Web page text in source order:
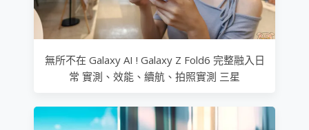
無所不在 Galaxy AI ! Galaxy Z Fold6 完整融入日
常 實測、效能、續航、拍照實測 三星